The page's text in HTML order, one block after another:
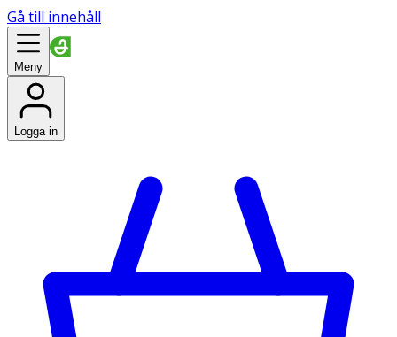
Gå till innehåll
Meny
Logga in